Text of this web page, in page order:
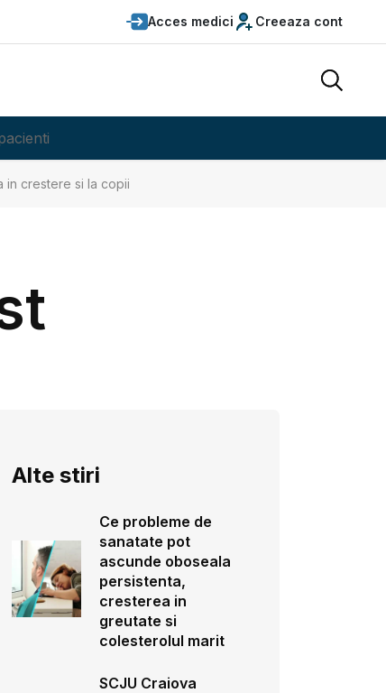
Acces medici Creeaza cont
in crestere si la copii
Alte stiri
Ce probleme de
sanatate pot
ascunde oboseala
persistenta,
cresterea in
greutate si
colesterolul marit
SCJU Craiova